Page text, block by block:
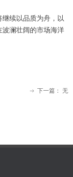
续以品质为舟，以
澜壮阔的市场海洋
ꁹ 下一篇： 无